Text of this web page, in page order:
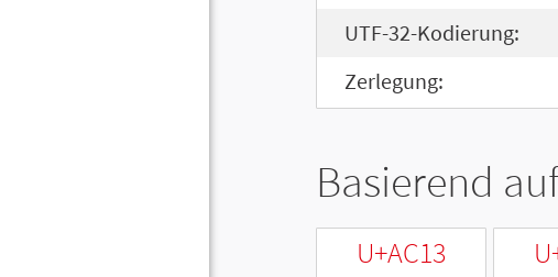
UTF-32-Kodierung:
Zerlegung:
Basierend
U+AC13